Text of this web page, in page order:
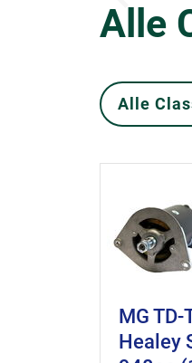
Alle
Alle
MG
Healey